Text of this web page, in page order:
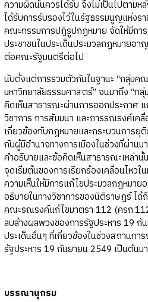
ความผิดนั้นควรได้รับ จึงไม่เป็นไปตาม
ได้รับการรับรองไว้ในรัฐธรรมนูญแห่งร
คณะกรรมการปฏิรูปกฎหมาย จัดให้มีกา
ประชาชนในประเด็นประมวลกฎหมายอ
ต่อคณะรัฐมนตรีต่อไป
นับตั้งแต่การรวมตัวกันในฐานะ “กลุ่ม
มหาวิทยาลัยธรรมศาสตร์” จนมาถึง “ก
คิดเห็นสาธารณะผ่านการออกประกาศ
วิชาการ การสัมมนา และการรณรงค์เคลื่
เกี่ยวข้องกับกฎหมายและกระบวนการยุ
กับผู้มีอำนาจทางการเมืองในช่วงที่ผ่าน
คำอธิบายและข้อคิดเห็นสาธารณะเหล่านั้
จุดเริ่มต้นของการเรียกร้องเคลื่อนไหวใ
ความเห็นให้มีการแก้ไขประมวลกฎหมา
อธิบายในทางวิชาการของนิติราษฎร์ ไ
คณะรณรงค์แก้ไขมาตรา 112 (ครก
ลบล้างผลพวงของการรัฐประหาร 19
ประเด็นอื่นๆ ที่เกี่ยวข้องในช่วงสถานก
รัฐประหาร 19 กันยายน 2549 เป็นต้นมา
บรรณานุกรม